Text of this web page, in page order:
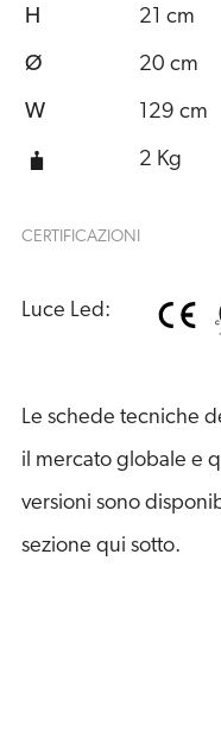
H 21 cm
Ø 20 cm
W 129 cm
2 Kg
CERTIFICAZIONI
Luce Led:
Le schede tecniche
il mercato globale e
versioni sono
sezione qui sotto.